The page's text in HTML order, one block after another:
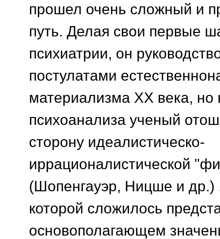
прошел очень сложный и
путь. Делая свои первые
психиатрии, он
постулатами
материализма ХХ века, но
психоанализа ученый
сторону идеалистическо-
иррационалистической
(Шопенгауэр, Ницше и др.)
которой сложилось
основополагающем